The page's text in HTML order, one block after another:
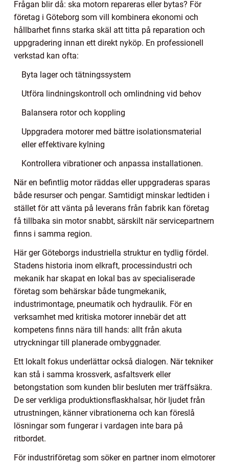
Frågan blir då: ska motorn repareras eller bytas? För
företag i Göteborg som vill kombinera ekonomi och
hållbarhet finns starka skäl att titta på reparation och
uppgradering innan ett direkt nyköp. En professionell
verkstad kan ofta:
Byta lager och tätningssystem
Utföra lindningskontroll och omlindning vid behov
Balansera rotor och koppling
Uppgradera motorer med bättre isolationsmaterial
eller effektivare kylning
Kontrollera vibrationer och anpassa installationen.
När en befintlig motor räddas eller uppgraderas sparas
både resurser och pengar. Samtidigt minskar ledtiden i
stället för att vänta på leverans från fabrik kan företag
få tillbaka sin motor snabbt, särskilt när servicepartnern
finns i samma region.
Här ger Göteborgs industriella struktur en tydlig fördel.
Stadens historia inom elkraft, processindustri och
mekanik har skapat en lokal bas av specialiserade
företag som behärskar både tungmekanik,
industrimontage, pneumatik och hydraulik. För en
verksamhet med kritiska motorer innebär det att
kompetens finns nära till hands: allt från akuta
utryckningar till planerade ombyggnader.
Ett lokalt fokus underlättar också dialogen. När tekniker
kan stå i samma krossverk, asfaltsverk eller
betongstation som kunden blir besluten mer träffsäkra.
De ser verkliga produktionsflaskhalsar, hör ljudet från
utrustningen, känner vibrationerna och kan föreslå
lösningar som fungerar i vardagen inte bara på
ritbordet.
För industriföretag som söker en partner inom elmotorer